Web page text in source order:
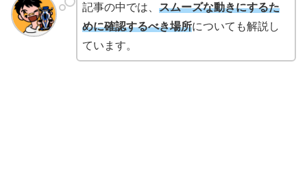
記事の中では、 スムーズな動きにするた
めに確認するべき場所についても解説し
ています。